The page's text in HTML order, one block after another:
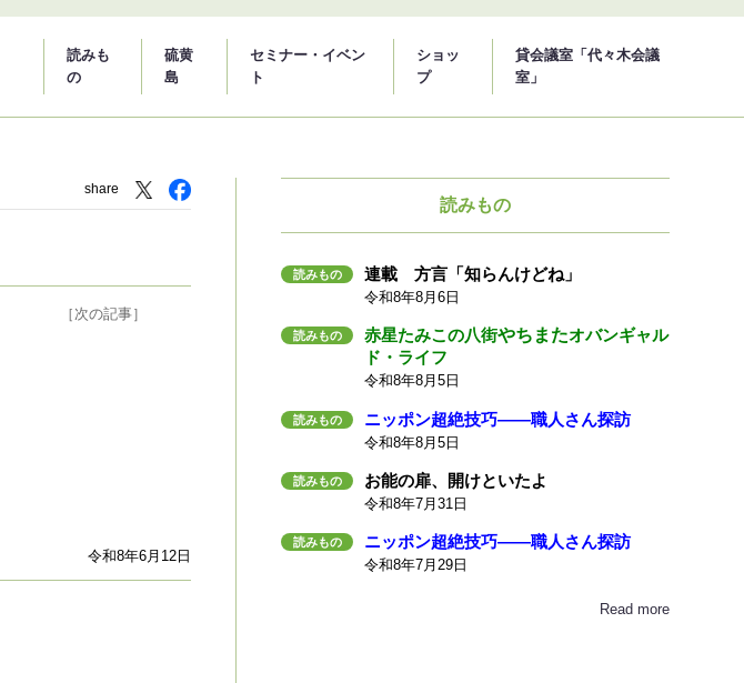
読みも
の
硫黄
島
セミナー・イベン
ト
ショッ
プ
貸会議室「代々木会議
室」
share
［次の記事］
令和8年6月12日
読みもの
読みもの 連載 方言「知らんけどね」
令和8年8月6日
読みもの 赤星たみこの八街やちまたオバンギャル
ド・ライフ
令和8年8月5日
読みもの ニッポン超絶技巧――職人さん探訪
令和8年8月5日
読みもの お能の扉、開けといたよ
令和8年7月31日
読みもの ニッポン超絶技巧――職人さん探訪
令和8年7月29日
Read more